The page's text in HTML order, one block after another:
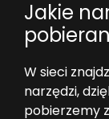
Jakie
W sieci
narzędzi,
pobierzemy